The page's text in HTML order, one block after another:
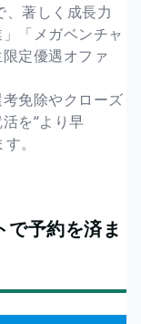
、著しく成長力
「メガベンチャ
定優遇オファ
免除やクローズ
を“より早
。
で予約を済ま